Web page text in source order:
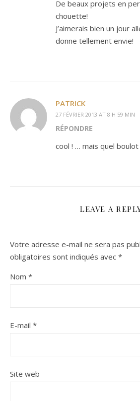
De beaux projets en
chouette!
J’aimerais bien un jour
donne tellement envie!
PATRICK
27 FÉVRIER 2013 AT 8 H 59 MIN
RÉPONDRE
cool ! … mais quel boulot
LEAVE A
Votre adresse e-mail ne sera pas
obligatoires sont indiqués avec *
Nom *
E-mail *
Site web